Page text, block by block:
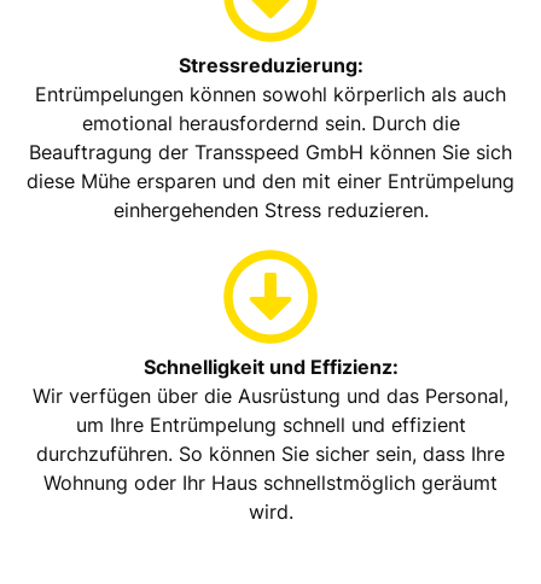
Stressreduzierung:
Entrümpelungen können sowohl körperlich als auch
emotional herausfordernd sein. Durch die
Beauftragung der Transspeed GmbH können Sie sich
diese Mühe ersparen und den mit einer Entrümpelung
einhergehenden Stress reduzieren.
Schnelligkeit und Effizienz:
Wir verfügen über die Ausrüstung und das Personal,
um Ihre Entrümpelung schnell und effizient
durchzuführen. So können Sie sicher sein, dass Ihre
Wohnung oder Ihr Haus schnellstmöglich geräumt
wird.